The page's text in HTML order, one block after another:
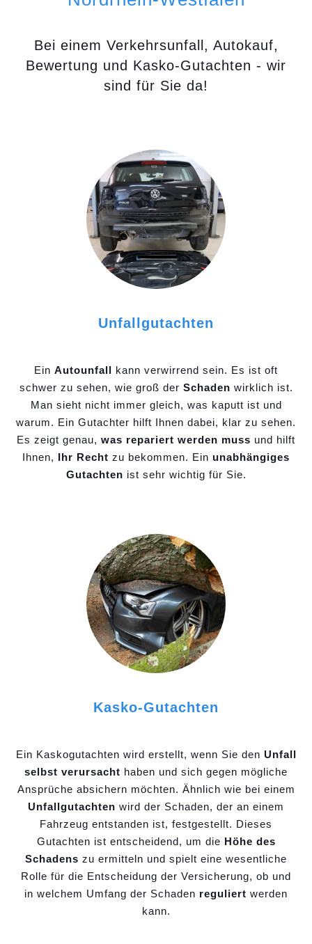
Bei einem Verkehrsunfall, Autokauf,
Bewertung und Kasko-Gutachten - wir
sind für Sie da!
Unfallgutachten
Ein Autounfall kann verwirrend sein. Es ist oft
schwer zu sehen, wie groß der Schaden wirklich ist.
Man sieht nicht immer gleich, was kaputt ist und
warum. Ein Gutachter hilft Ihnen dabei, klar zu sehen.
Es zeigt genau, was repariert werden muss und hilft
Ihnen, Ihr Recht zu bekommen. Ein unabhängiges
Gutachten ist sehr wichtig für Sie.
Kasko-Gutachten
Ein Kaskogutachten wird erstellt, wenn Sie den Unfall
selbst verursacht haben und sich gegen mögliche
Ansprüche absichern möchten. Ähnlich wie bei einem
Unfallgutachten wird der Schaden, der an einem
Fahrzeug entstanden ist, festgestellt. Dieses
Gutachten ist entscheidend, um die Höhe des
Schadens zu ermitteln und spielt eine wesentliche
Rolle für die Entscheidung der Versicherung, ob und
in welchem Umfang der Schaden reguliert werden
kann.